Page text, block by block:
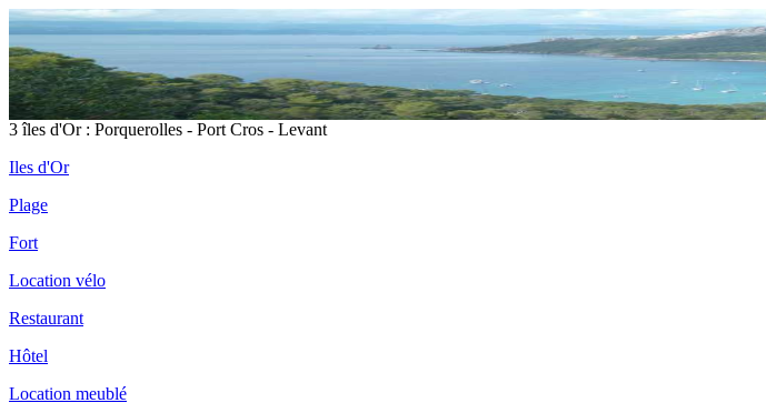
3 îles d'Or : Porquerolles - Port Cros - Levant
Iles d'Or
Plage
Fort
Location vélo
Restaurant
Hôtel
Location meublé